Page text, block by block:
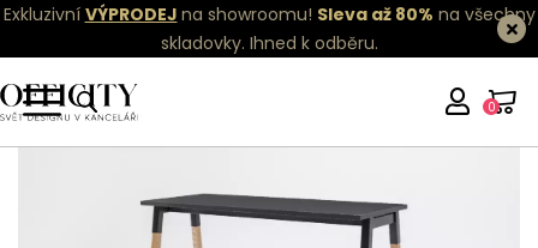
Exkluzivní VÝPRODEJ na showroomu! Sleva až 80% na všechny
skladovky. Ihned k odběru.
0